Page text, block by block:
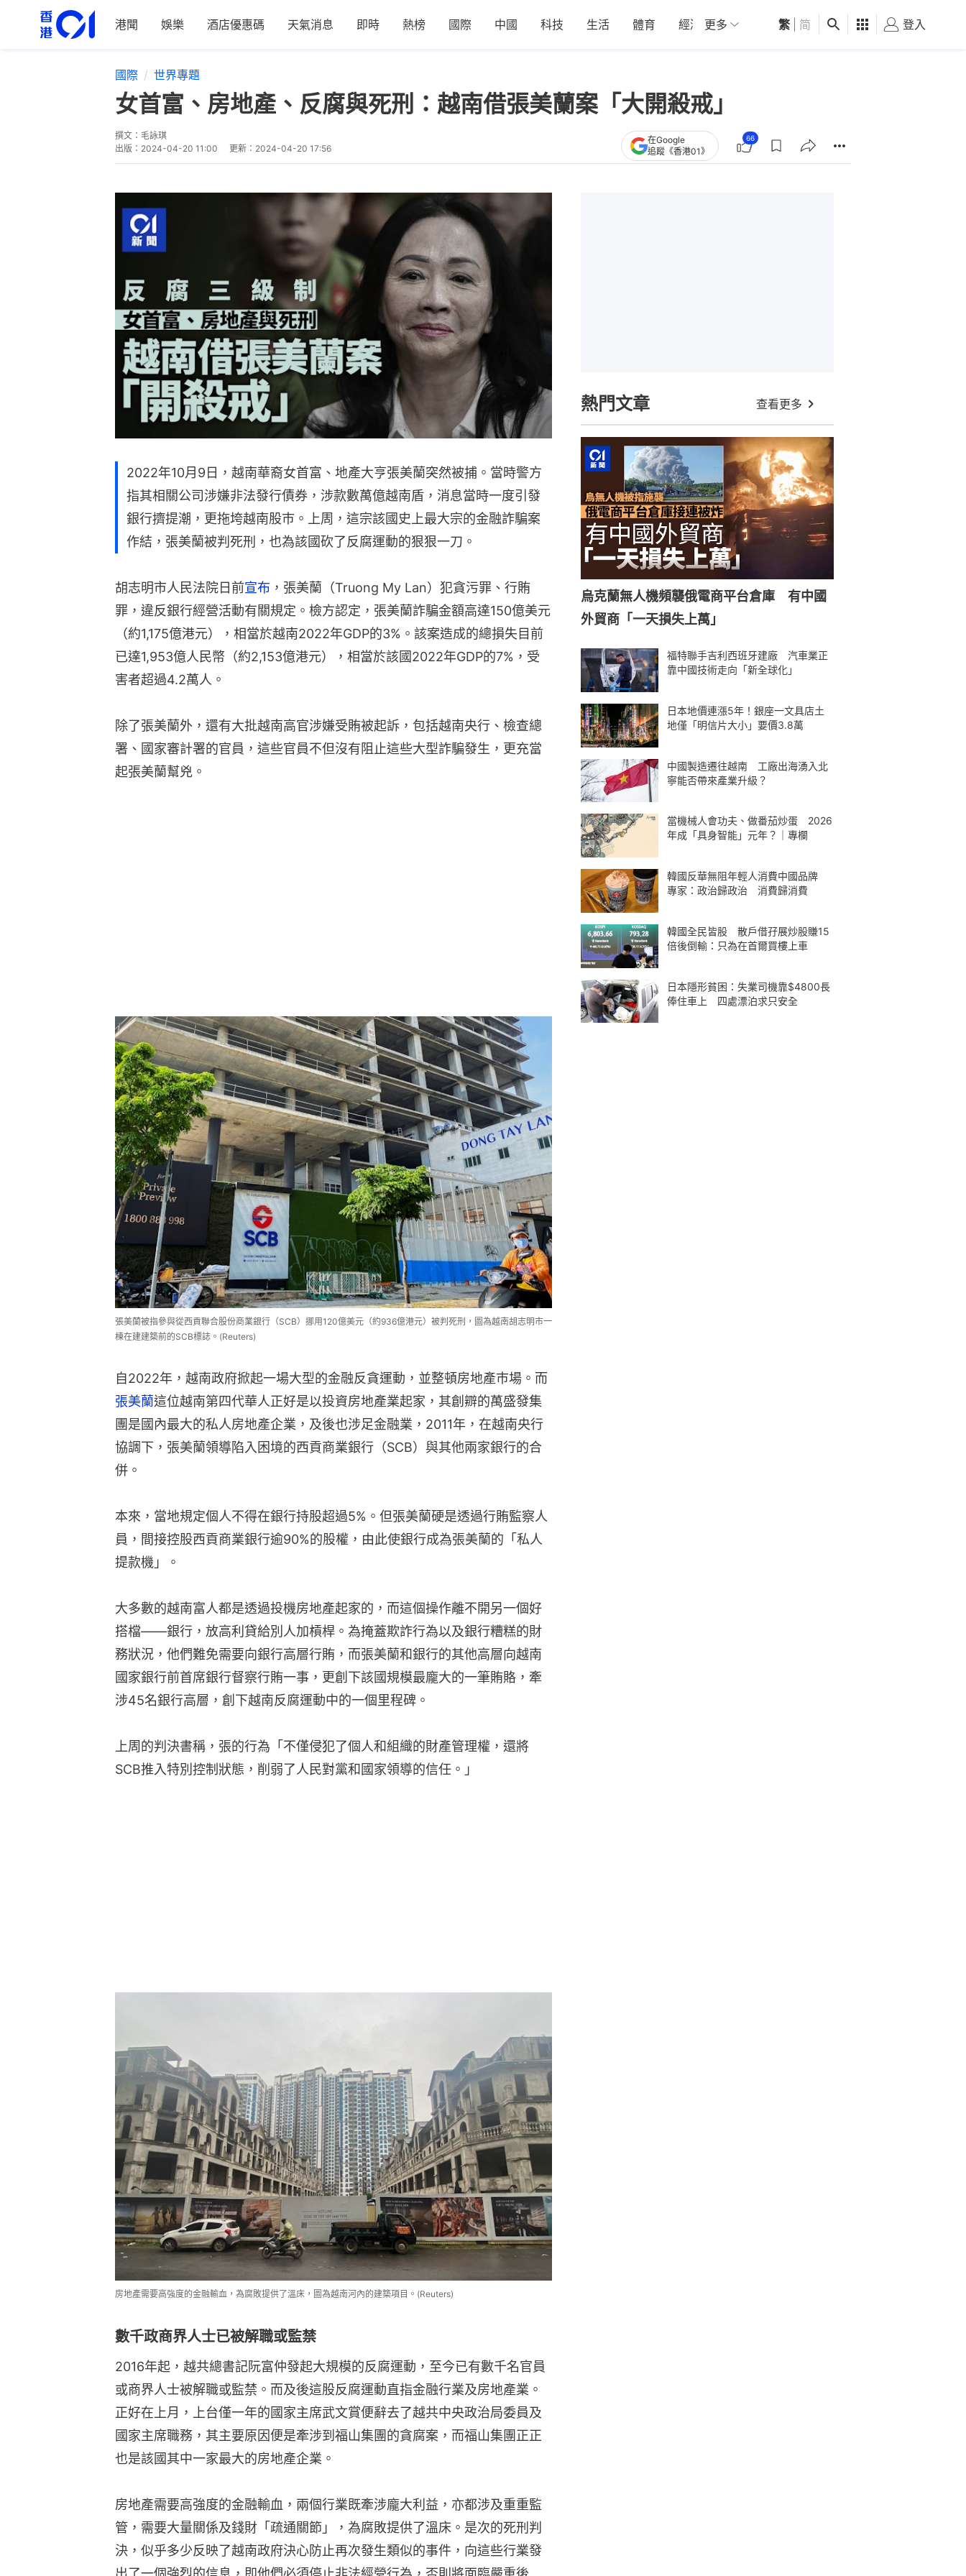
港聞 娛樂 酒店優惠碼 天氣消息 即時 熱榜 國際 中國 科技 生活 體育 經濟 01深圳 觀點 健康 好食玩飛
更多 繁 简 登入
國際 世界專題
女首富、房地產、反腐與死刑：越南借張美蘭案「大開殺戒」
撰文： 毛詠琪
出版： 2024-04-20 11:00 更新： 2024-04-20 17:56
在Google
追蹤《香港01》
66
2022年10月9日，越南華裔女首富、地產大亨張美蘭突然被捕。當時警方
指其相關公司涉嫌非法發行債券，涉款數萬億越南盾，消息當時一度引發
銀行擠提潮，更拖垮越南股巿。上周，這宗該國史上最大宗的金融詐騙案
作結，張美蘭被判死刑，也為該國砍了反腐運動的狠狠一刀。
胡志明市人民法院日前宣布 ，張美蘭（Truong My Lan）犯貪污罪、行賄
罪，違反銀行經營活動有關規定。檢方認定，張美蘭詐騙金額高達150億美元
（約1,175億港元），相當於越南2022年GDP的3%。該案造成的總損失目前
已達1,953億人民幣（約2,153億港元），相當於該國2022年GDP的7%，受
害者超過4.2萬人。
除了張美蘭外，還有大批越南高官涉嫌受賄被起訴，包括越南央行、檢查總
署、國家審計署的官員，這些官員不但沒有阻止這些大型詐騙發生，更充當
起張美蘭幫兇。
張美蘭被指參與從西貢聯合股份商業銀行（SCB）挪用120億美元（約936億港元）被判死刑，圖為越南胡志明市一
棟在建建築前的SCB標誌。(Reuters)
自2022年，越南政府掀起一場大型的金融反貪運動，並整頓房地產巿場。而
張美蘭這位越南第四代華人正好是以投資房地產業起家，其創辧的萬盛發集
團是國內最大的私人房地產企業，及後也涉足金融業，2011年，在越南央行
協調下，張美蘭領導陷入困境的西貢商業銀行（SCB）與其他兩家銀行的合
併。
本來，當地規定個人不得在銀行持股超過5%。但張美蘭硬是透過行賄監察人
員，間接控股西貢商業銀行逾90%的股權，由此使銀行成為張美蘭的「私人
提款機」。
大多數的越南富人都是透過投機房地產起家的，而這個操作離不開另一個好
搭檔——銀行，放高利貸給別人加槓桿。為掩蓋欺詐行為以及銀行糟糕的財
務狀況，他們難免需要向銀行高層行賄，而張美蘭和銀行的其他高層向越南
國家銀行前首席銀行督察行賄一事，更創下該國規模最龐大的一筆賄賂，牽
涉45名銀行高層，創下越南反腐運動中的一個里程碑。
上周的判決書稱，張的行為「不僅侵犯了個人和組織的財產管理權，還將
SCB推入特別控制狀態，削弱了人民對黨和國家領導的信任。」
房地產需要高強度的金融輸血，為腐敗提供了溫床，圖為越南河內的建築項目。(Reuters)
數千政商界人士已被解職或監禁
2016年起，越共總書記阮富仲發起大規模的反腐運動，至今已有數千名官員
或商界人士被解職或監禁。而及後這股反腐運動直指金融行業及房地產業。
正好在上月，上台僅一年的國家主席武文賞便辭去了越共中央政治局委員及
國家主席職務，其主要原因便是牽涉到福山集團的貪腐案，而福山集團正正
也是該國其中一家最大的房地產企業。
房地產需要高強度的金融輸血，兩個行業既牽涉龐大利益，亦都涉及重重監
管，需要大量關係及錢財「疏通關節」，為腐敗提供了溫床。是次的死刑判
決，似乎多少反映了越南政府決心防止再次發生類似的事件，向這些行業發
熱門文章 查看更多
烏克蘭無人機頻襲俄電商平台倉庫 有中國
外貿商「一天損失上萬」
福特聯手吉利西班牙建廠 汽車業正
靠中國技術走向「新全球化」
日本地價連漲5年！銀座一文具店土
地僅「明信片大小」要價3.8萬
中國製造遷往越南 工廠出海湧入北
寧能否帶來產業升級？
當機械人會功夫、做番茄炒蛋 2026
年成「具身智能」元年？｜專欄
韓國反華無阻年輕人消費中國品牌
專家：政治歸政治 消費歸消費
韓國全民皆股 散戶借孖展炒股賺15
倍後倒輸：只為在首爾買樓上車
日本隱形貧困：失業司機靠$4800長
俸住車上 四處漂泊求只安全